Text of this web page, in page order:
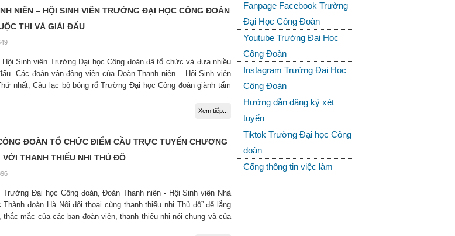
NIÊN – HỘI SINH VIÊN TRƯỜNG ĐẠI HỌC CÔNG ĐOÀN
THI VÀ GIẢI ĐẤU
Sinh viên Trường Đại học Công đoàn đã tổ chức và đưa nhiều
Các đoàn vận động viên của Đoàn Thanh niên – Hội Sinh viên
nhất, Câu lạc bộ bóng rổ Trường Đại học Công đoàn giành tấm
Xem tiếp...
ĐOÀN TỔ CHỨC ĐIỂM CẦU TRỰC TUYẾN CHƯƠNG
THANH THIẾU NHI THỦ ĐÔ
Đại học Công đoàn, Đoàn Thanh niên - Hội Sinh viên Nhà
đoàn Hà Nội đối thoại cùng thanh thiếu nhi Thủ đô” để lắng
mắc của các bạn đoàn viên, thanh thiếu nhi nói chung và của
Fanpage Facebook Trường
Đại Học Công Đoàn
Youtube Trường Đại Học
Công Đoàn
Instagram Trường Đại Học
Công Đoàn
Hướng dẫn đăng ký xét
tuyển
Tiktok Trường Đại học Công
đoàn
Cổng thông tin việc làm